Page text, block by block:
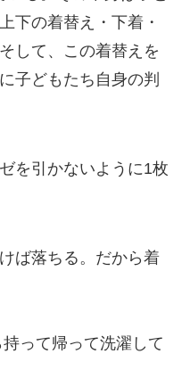
下の着替え・下着・
して、この着替えを
子どもたち自身の判
を引かないように1枚
ば落ちる。だから着
って帰って洗濯して